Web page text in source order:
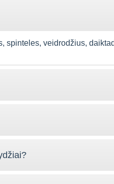
spinteles, veidrodžius,